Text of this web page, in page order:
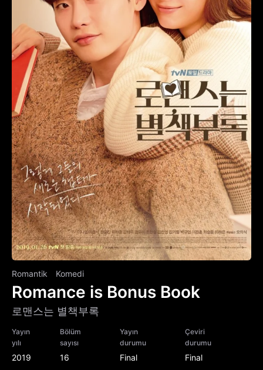
Romantik Komedi
Romance is Bonus Book
로맨스는 별책부록
Yayın
yılı
2019
Bölüm
sayısı
16
Yayın
durumu
Final
Çeviri
durumu
Final